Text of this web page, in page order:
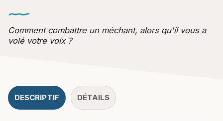
Comment combattre un méchant, alors qu'il vous a
volé votre voix ?
DESCRIPTIF DÉTAILS